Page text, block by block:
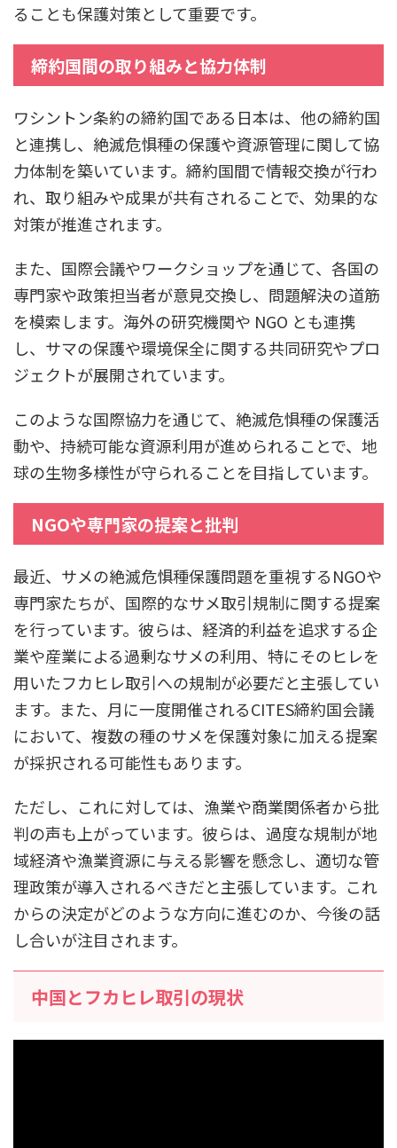
ることも保護対策として重要です。
締約国間の取り組みと協力体制
ワシントン条約の締約国である日本は、他の締約国
と連携し、絶滅危惧種の保護や資源管理に関して協
力体制を築いています。締約国間で情報交換が行わ
れ、取り組みや成果が共有されることで、効果的な
対策が推進されます。
また、国際会議やワークショップを通じて、各国の
専門家や政策担当者が意見交換し、問題解決の道筋
を模索します。海外の研究機関や NGO とも連携
し、サマの保護や環境保全に関する共同研究やプロ
ジェクトが展開されています。
このような国際協力を通じて、絶滅危惧種の保護活
動や、持続可能な資源利用が進められることで、地
球の生物多様性が守られることを目指しています。
NGOや専門家の提案と批判
最近、サメの絶滅危惧種保護問題を重視するNGOや
専門家たちが、国際的なサメ取引規制に関する提案
を行っています。彼らは、経済的利益を追求する企
業や産業による過剰なサメの利用、特にそのヒレを
用いたフカヒレ取引への規制が必要だと主張してい
ます。また、月に一度開催されるCITES締約国会議
において、複数の種のサメを保護対象に加える提案
が採択される可能性もあります。
ただし、これに対しては、漁業や商業関係者から批
判の声も上がっています。彼らは、過度な規制が地
域経済や漁業資源に与える影響を懸念し、適切な管
理政策が導入されるべきだと主張しています。これ
からの決定がどのような方向に進むのか、今後の話
し合いが注目されます。
中国とフカヒレ取引の現状